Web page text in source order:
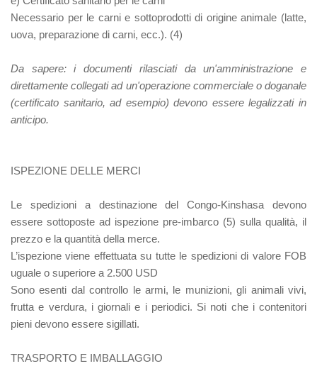
Necessario per le carni e sottoprodotti di origine animale (latte,
uova, preparazione di carni, ecc.). (4)
Da sapere:i documenti rilasciati da un'amministrazione e
direttamente collegati ad un'operazione commerciale o doganale
(certificato sanitario, ad esempio) devono essere legalizzati in
anticipo.
ISPEZIONE DELLE MERCI
Le spedizioni a destinazione del Congo-Kinshasa devono
essere sottoposte ad ispezione pre-imbarco (5) sulla qualità, il
prezzo e la quantità della merce.
L’ispezione viene effettuata su tutte le spedizioni di valore FOB
uguale o superiore a 2.500 USD
Sono esenti dal controllo le armi, le munizioni, gli animali vivi,
frutta e verdura, i giornali e i periodici. Si noti che i contenitori
pieni devono essere sigillati.
TRASPORTO E IMBALLAGGIO